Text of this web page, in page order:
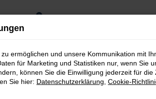
0
ermöglichen und unsere Kommunikation mit
für Marketing und Statistiken nur, wenn Sie
können Sie die Einwilligung jederzeit für die
Sie hier: Datenschutzerklärung Cookie-